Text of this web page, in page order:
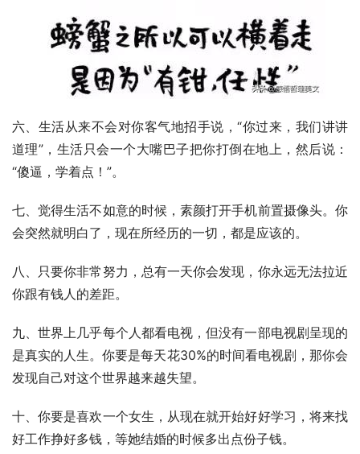
六、生活从来不会对你客气地招手说，“你过来，我们讲讲
道理”，生活只会一个大嘴巴子把你打倒在地上，然后说：
“傻逼，学着点！”。
七、觉得生活不如意的时候，素颜打开手机前置摄像头。你
会突然就明白了，现在所经历的一切，都是应该的。
八、只要你非常努力，总有一天你会发现，你永远无法拉近
你跟有钱人的差距。
九、世界上几乎每个人都看电视，但没有一部电视剧呈现的
是真实的人生。你要是每天花30%的时间看电视剧，那你会
发现自己对这个世界越来越失望。
十、你要是喜欢一个女生，从现在就开始好好学习，将来找
好工作挣好多钱，等她结婚的时候多出点份子钱。